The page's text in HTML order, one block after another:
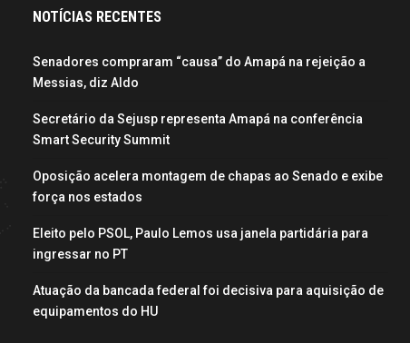
NOTÍCIAS RECENTES
Senadores compraram “causa” do Amapá na rejeição a
Messias, diz Aldo
Secretário da Sejusp representa Amapá na conferência
Smart Security Summit
Oposição acelera montagem de chapas ao Senado e exibe
força nos estados
Eleito pelo PSOL, Paulo Lemos usa janela partidária para
ingressar no PT
Atuação da bancada federal foi decisiva para aquisição de
equipamentos do HU